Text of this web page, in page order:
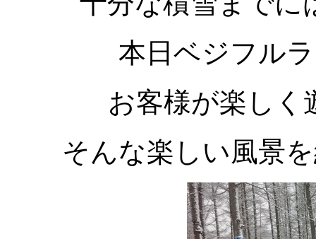
本日ベジフル
お客様が楽しく
そんな楽しい風景